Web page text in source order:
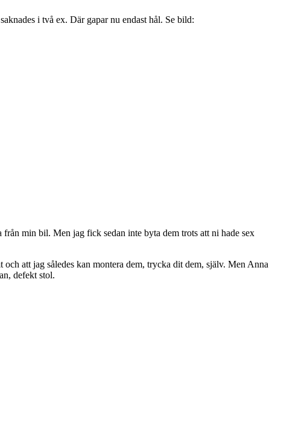
i två ex. Där gapar nu endast hål. Se bild:
min bil. Men jag fick sedan inte byta dem trots att ni hade sex
att jag således kan montera dem, trycka dit dem, själv. Men Anna
defekt stol.